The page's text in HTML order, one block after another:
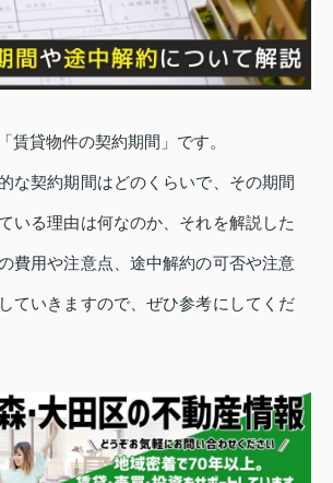
賃貸物件の契約期間」です。
な契約期間はどのくらいで、その期間
いる理由は何なのか、それを解説した
費用や注意点、途中解約の可否や注意
ていきますので、ぜひ参考にしてくだ